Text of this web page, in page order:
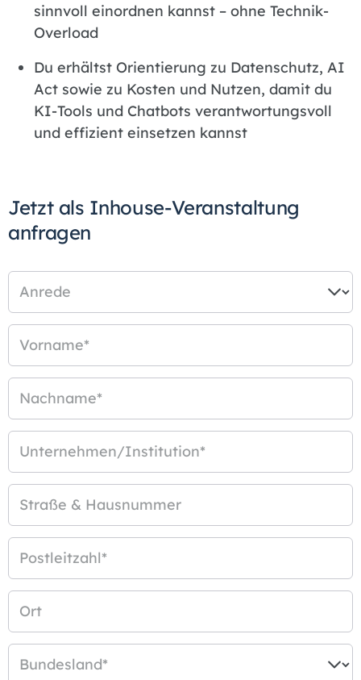
sinnvoll einordnen kannst – ohne Technik-
Overload
Du erhältst Orientierung zu Datenschutz, AI
Act sowie zu Kosten und Nutzen, damit du
KI-Tools und Chatbots verantwortungsvoll
und effizient einsetzen kannst
Jetzt als Inhouse-Veranstaltung
anfragen
Anrede
Vorname*
Nachname*
Unternehmen/Institution*
Straße & Hausnummer
Postleitzahl*
Ort
Bundesland*